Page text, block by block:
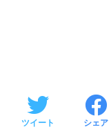
ツイート シェア